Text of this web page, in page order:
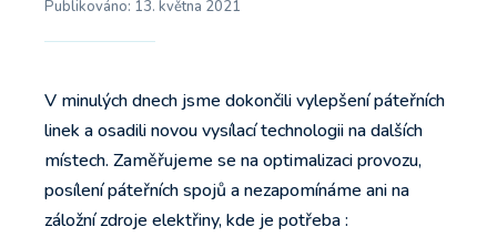
Publikováno: 13. května 2021
V minulých dnech jsme dokončili vylepšení páteřních
linek a osadili novou vysílací technologii na dalších
místech. Zaměřujeme se na optimalizaci provozu,
posílení páteřních spojů a nezapomínáme ani na
záložní zdroje elektřiny, kde je potřeba :